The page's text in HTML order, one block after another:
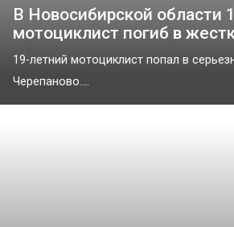
В Новосибирской области
мотоциклист погиб в
19-летний мотоциклист попал в
Черепаново....